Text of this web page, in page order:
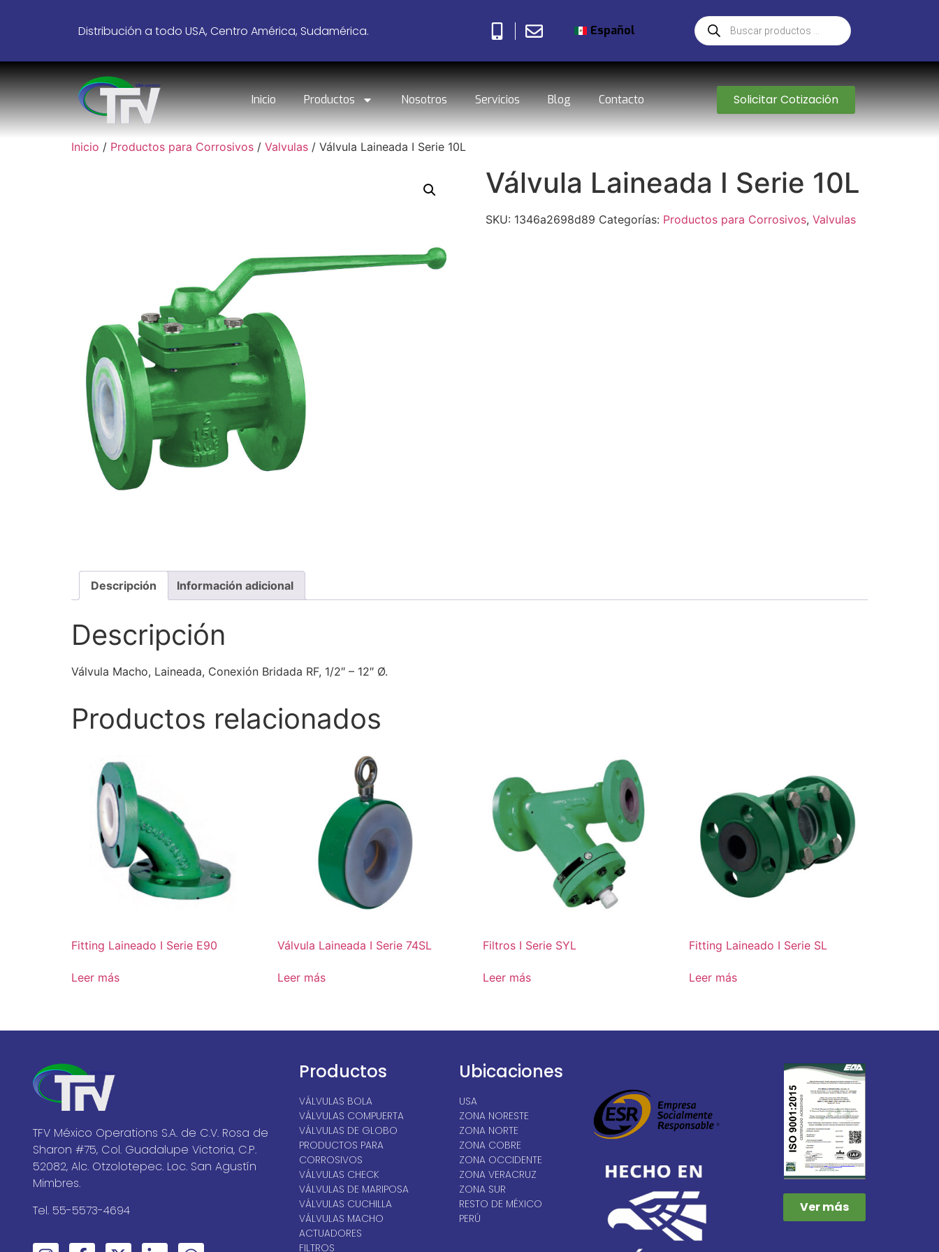
Distribución a todo USA, Centro América, Sudamérica. Español
Inicio Productos Nosotros Servicios Blog Contacto Solicitar Cotización
Inicio / Productos para Corrosivos / Valvulas / Válvula Laineada I Serie 10L
Válvula Laineada I Serie 10L
SKU: 1346a2698d89 Categorías: Productos para Corrosivos, Valvulas
Descripción Información adicional
Descripción
Válvula Macho, Laineada, Conexión Bridada RF, 1/2″ – 12″ Ø.
Productos relacionados
Fitting Laineado I Serie E90
Leer más
Válvula Laineada I Serie 74SL
Leer más
Filtros I Serie SYL
Leer más
Fitting Laineado I Serie SL
Leer más
TFV México Operations S.A. de C.V. Rosa de
Sharon #75, Col. Guadalupe Victoria, C.P.
52082, Alc. Otzolotepec. Loc. San Agustín
Mimbres.
Tel. 55-5573-4694
Productos
VÁLVULAS BOLA
VÁLVULAS COMPUERTA
VÁLVULAS DE GLOBO
PRODUCTOS PARA
CORROSIVOS
VÁLVULAS CHECK
VÁLVULAS DE MARIPOSA
VÁLVULAS CUCHILLA
VÁLVULAS MACHO
ACTUADORES
FILTROS
Ubicaciones
USA
ZONA NORESTE
ZONA NORTE
ZONA COBRE
ZONA OCCIDENTE
ZONA VERACRUZ
ZONA SUR
RESTO DE MÉXICO
PERÚ
Ver más